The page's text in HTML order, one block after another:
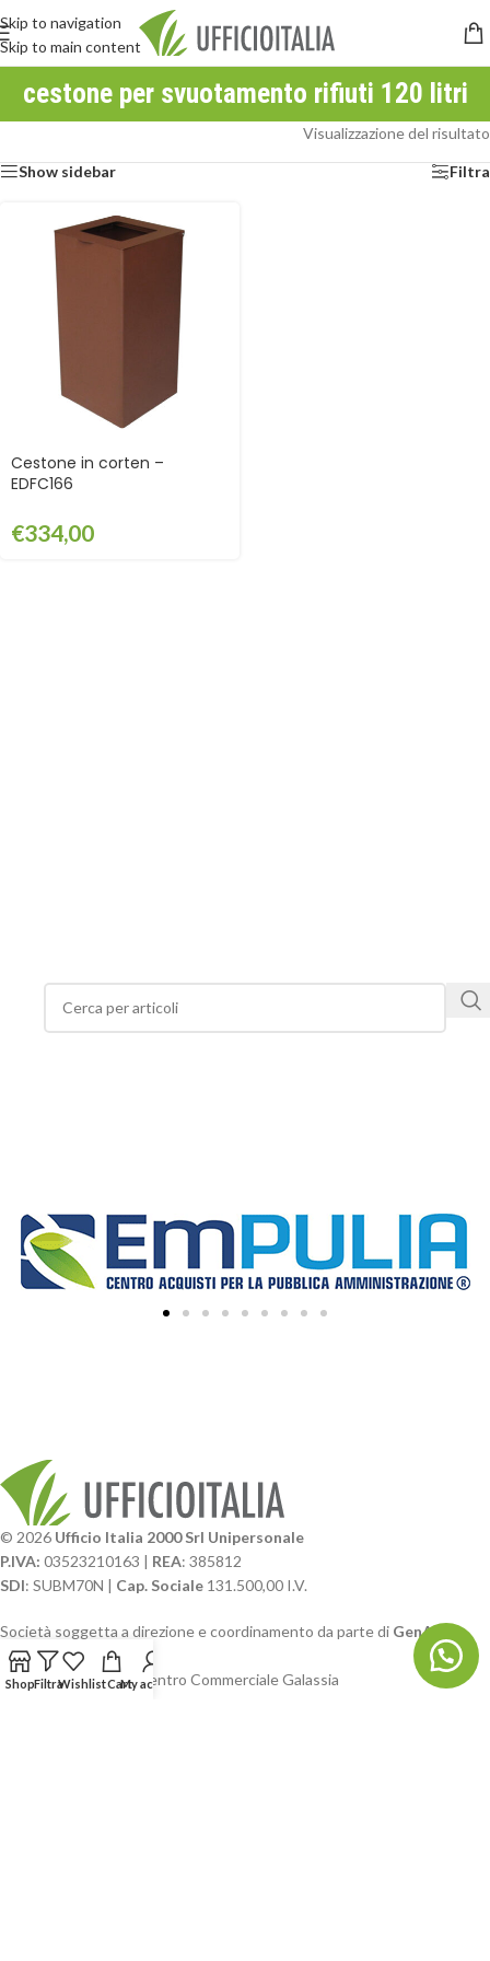
Skip to navigation
Skip to main content
cestone per svuotamento rifiuti 120 litri
Visualizzazione del risultato
Show sidebar Filtra
Cestone in corten –
EDFC166
€334,00
© 2026 Ufficio Italia 2000 Srl Unipersonale
P.IVA: 03523210163 | REA: 385812
SDI: SUBM70N | Cap. Sociale 131.500,00 I.V.
Società soggetta a direzione e coordinamento da parte di GenALFA
Holding srl
Via A. Ponti n. 4 – Centro Commerciale Galassia
ShopFiltraWishlistCartMy account